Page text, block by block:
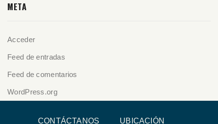
META
Acceder
Feed de entradas
Feed de comentarios
WordPress.org
CONTÁCTANOS UBICACIÓN